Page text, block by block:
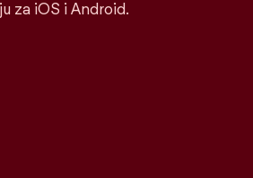
za iOS i Android.